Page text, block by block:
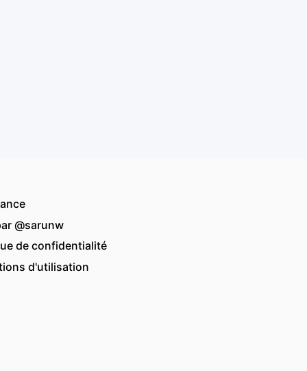
@sarunw
de confidentialité
d'utilisation